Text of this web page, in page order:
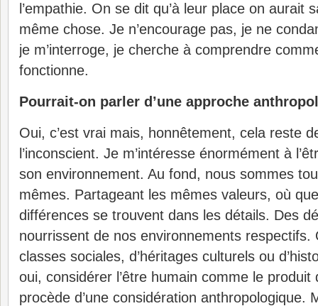
l’empathie. On se dit qu’à leur place on aurait
même chose. Je n’encourage pas, je ne
je m’interroge, je cherche à comprendre
fonctionne.
Pourrait-on parler d’une approche
Oui, c’est vrai mais, honnêtement, cela reste
l’inconscient. Je m’intéresse énormément à
son environnement. Au fond, nous sommes
mêmes. Partageant les mêmes valeurs, où
différences se trouvent dans les détails. Des
nourrissent de nos environnements respectifs.
classes sociales, d’héritages culturels ou
oui, considérer l’être humain comme le
procède d’une considération anthropologique.